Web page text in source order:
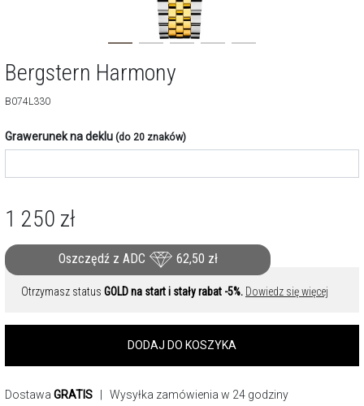
Bergstern Harmony
B074L330
Grawerunek na deklu (do 20 znaków)
1 250 zł
Oszczędź z ADC 62,50 zł
Otrzymasz status GOLD na start i stały rabat -5%. Dowiedz się więcej
DODAJ DO KOSZYKA
Dostawa GRATIS | Wysyłka zamówienia w 24 godziny